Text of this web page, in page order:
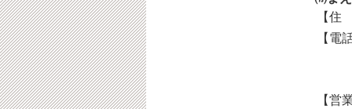
【住
【電話
【営業